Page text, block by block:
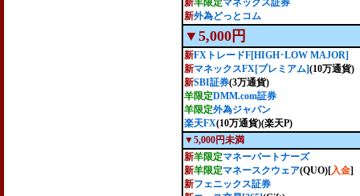
新羊限定マネックス証券
新外為どっとコム
▼5,000円
新FXトレードF[HIGH･LOW MAJOR]
新マネックスFX[プレミアム](10万通貨)
新SBI証券(3万通貨)
羊限定DMM.com証券
羊限定外為ジャパン
楽天FX(10万通貨)(楽天P)
▼5,000円未満
新羊限定マネーパートナーズ
新羊限定マネースクウェア(QUO)[入金]
新フェニックス証券